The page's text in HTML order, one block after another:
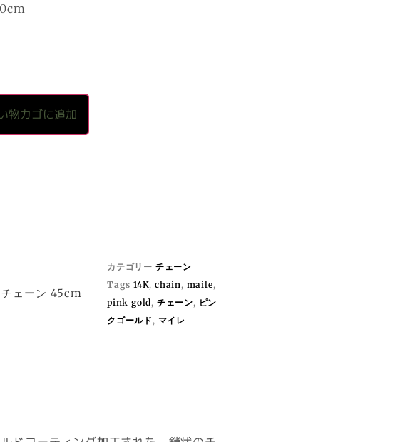
物カゴに追加
ェーン 45cm
カテゴリー チェーン
Tags 14K,chain , maile,
pink gold, チェーン, ピン
クゴールド , マイレ